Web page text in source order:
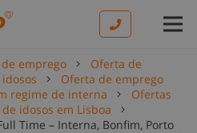
emprego
Oferta de
Oferta de emprego
regime de interna
Ofertas
idosos em Lisboa
Time – Interna, Bonfim, Porto